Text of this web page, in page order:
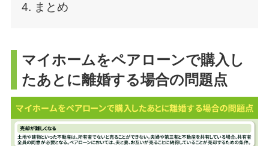
4. まとめ
マイホームをペアローンで購入し
たあとに離婚する場合の問題点